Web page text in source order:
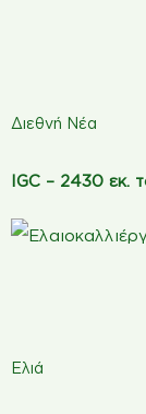
Διεθνή Νέα
IGC – 2430 εκ.
Ελιά